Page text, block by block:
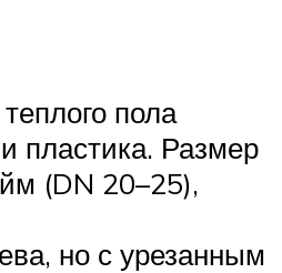
пола
пластика. Размер
(DN 20–25),
но с урезанным